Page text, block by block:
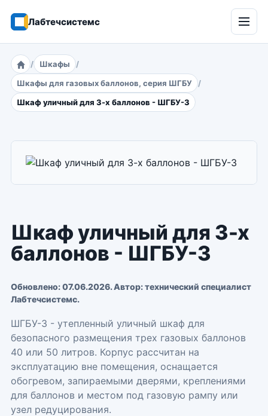
Лабтечсистемс
Главная
Шкафы
Шкафы для газовых баллонов, серия ШГБУ
Шкаф уличный для 3-х баллонов - ШГБУ-3
Шкаф уличный для 3-х
баллонов - ШГБУ-3
Обновлено:07.06.2026. Автор: технический специалист
Лабтечсистемс.
ШГБУ-3 - утепленный уличный шкаф для
безопасного размещения трех газовых баллонов
40 или 50 литров. Корпус рассчитан на
эксплуатацию вне помещения, оснащается
обогревом, запираемыми дверями, креплениями
для баллонов и местом под газовую рампу или
узел редуцирования.